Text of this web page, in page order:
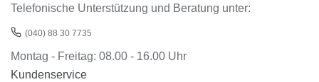
Telefonische Unterstützung und Beratung unter:
(040) 88 30 7735
Montag - Freitag: 08.00 - 16.00 Uhr
Kundenservice